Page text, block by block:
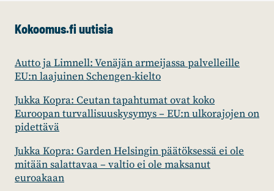
Kokoomus.fi uutisia
Autto ja Limnell: Venäjän armeijassa palvelleille
EU:n laajuinen Schengen-kielto
Jukka Kopra: Ceutan tapahtumat ovat koko
Euroopan turvallisuuskysymys – EU:n ulkorajojen on
pidettävä
Jukka Kopra: Garden Helsingin päätöksessä ei ole
mitään salattavaa – valtio ei ole maksanut
euroakaan